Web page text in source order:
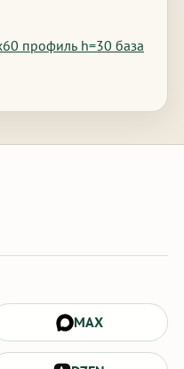
профиль h=30 база
MAX